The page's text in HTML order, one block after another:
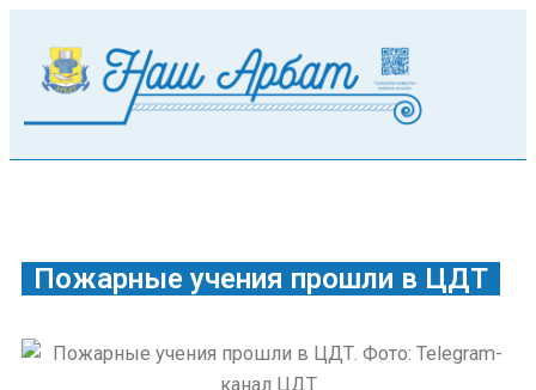
Пожарные учения прошли в ЦДТ